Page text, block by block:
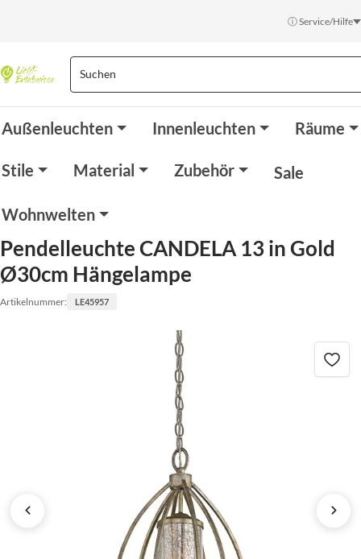
ⓘ Service/Hilfe
Außenleuchten Innenleuchten Räume
Stile Material Zubehör Sale
Wohnwelten
Pendelleuchte CANDELA 13 in Gold
Ø30cm Hängelampe
Artikelnummer: LE45957